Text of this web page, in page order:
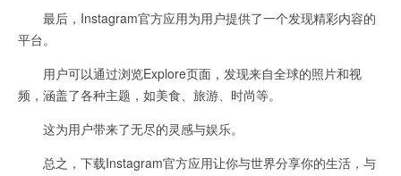
最后，Instagram官方应用为用户提供了一个发现精彩内容的
平台。
用户可以通过浏览Explore页面，发现来自全球的照片和视
频，涵盖了各种主题，如美食、旅游、时尚等。
这为用户带来了无尽的灵感与娱乐。
总之，下载Instagram官方应用让你与世界分享你的生活，与